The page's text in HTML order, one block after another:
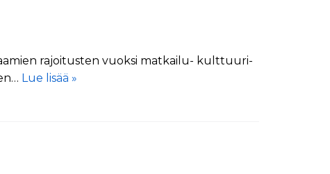
rajoitusten vuoksi matkailu- kulttuuri-
Lue lisää »